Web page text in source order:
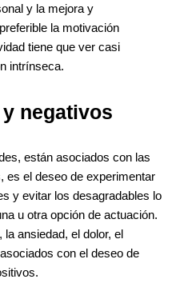
y la mejora y
la motivación
tiene que ver casi
intrínseca.
negativos
están asociados con las
es el deseo de experimentar
y evitar los desagradables lo
u otra opción de actuación.
ansiedad, el dolor, el
con el deseo de